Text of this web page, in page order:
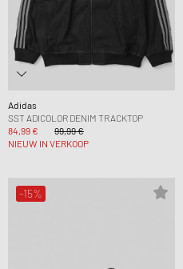
Adidas
SST ADICOLOR DENIM TRACKTOP
84,99 €
99,99 €
NIEUW IN VERKOOP
-15%